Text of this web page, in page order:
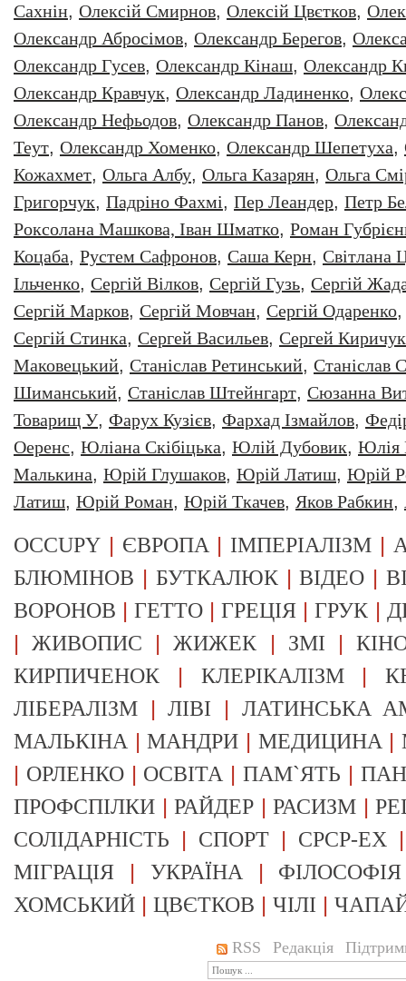
Сахнін, Олексій Смирнов, Олексій Цвєтков,
Олександр Абросімов, Олександр Берегов,
Олександр Гусев, Олександр Кінаш, Олександр
Олександр Кравчук, Олександр Ладиненко,
Олександр Нефьодов, Олександр Панов,
Теут, Олександр Хоменко, Олександр Шепетуха,
Кожахмет, Ольга Албу, Ольга Казарян, Ольга
Григорчук, Падріно Фахмі, Пер Леандер, Петр
Роксолана Машкова, Іван Шматко, Роман
Коцаба, Рустем Сафронов, Саша Керн, Світлана
Ільченко, Сергій Вілков, Сергій Гузь, Сергій
Сергій Марков, Сергій Мовчан, Сергій Одаренко
Сергій Стинка, Сергей Васильев, Сергей Киричук
Маковецький, Станіслав Ретинський, Станіслав
Шиманський, Станіслав Штейнгарт, Сюзанна
Товарищ У, Фарух Кузієв, Фархад Ізмайлов,
Оеренс, Юліана Скібіцька, Юлій Дубовик, Юлія
Малькина, Юрiй Глушаков, Юрiй Латиш, Юрiй
Латиш, Юрій Роман, Юрій Ткачев, Яков Рабкин,
OCCUPY | ЄВРОПА | ІМПЕРІАЛІЗМ |
БЛЮМІНОВ | БУТКАЛЮК|ВІДЕО |
ВОРОНОВ |ГЕТТО |ГРЕЦІЯ |ГРУК |
|ЖИВОПИС |ЖИЖЕК | ЗМІ |
КИРПИЧЕНОК | КЛЕРІКАЛІЗМ|
ЛІБЕРАЛІЗМ |ЛІВІ | ЛАТИНСЬКА
МАЛЬКІНА |МАНДРИ | МЕДИЦИНА |
| ОРЛЕНКО| ОСВІТА |ПАМ`ЯТЬ |
ПРОФСПІЛКИ |РАЙДЕР |РАСИЗМ |
СОЛІДАРНІСТЬ | СПОРТ | СРСР-EX
МІГРАЦІЯ | УКРАЇНА | ФІЛОСОФІЯ
ХОМСЬКИЙ | ЦВЄТКОВ | ЧІЛІ |
RSS Редакція